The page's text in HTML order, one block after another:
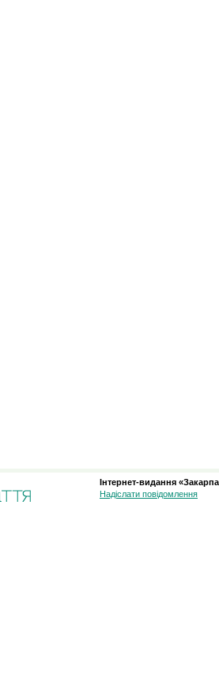
Інтернет-видання
Надіслати повідомлення